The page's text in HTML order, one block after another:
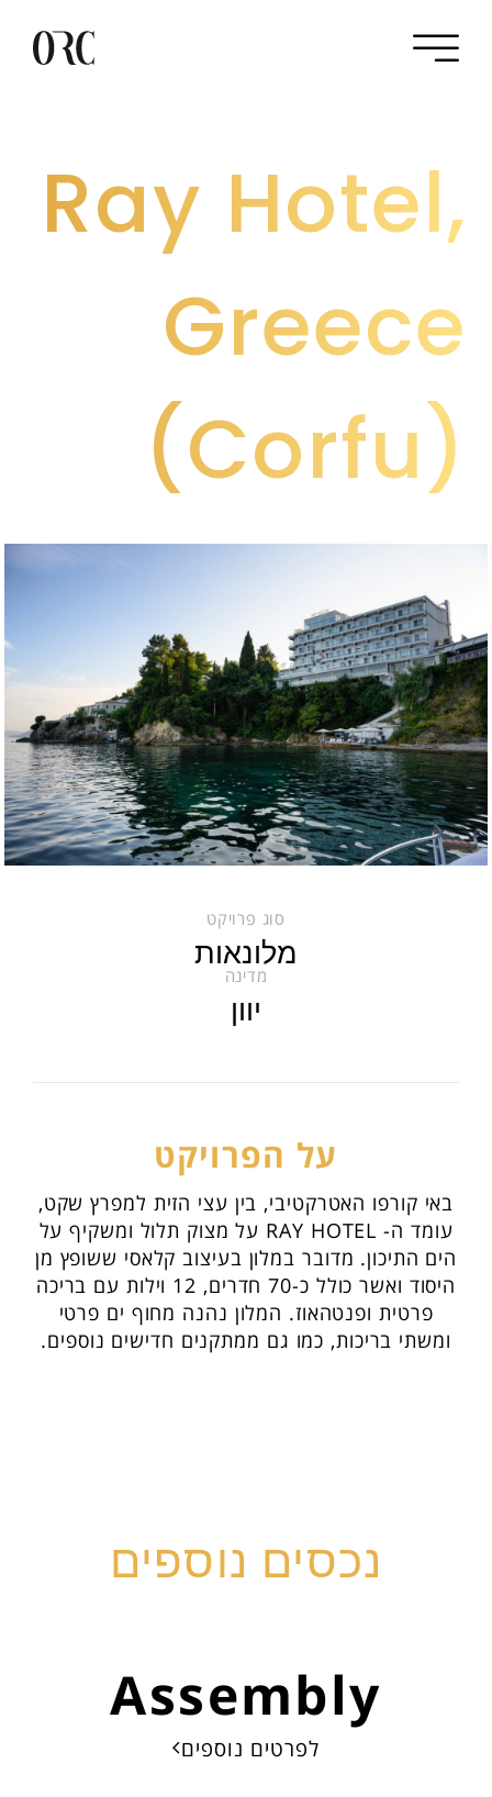
Ray Hotel,
Greece
(Corfu)
סוג פרויקט
מלונאות
מדינה
יוון
על הפרויקט
באי קורפו האטרקטיבי, בין עצי הזית למפרץ שקט,
עומד ה- RAY HOTEL על מצוק תלול ומשקיף על
הים התיכון. מדובר במלון בעיצוב קלאסי ששופץ מן
היסוד ואשר כולל כ-70 חדרים, 12 וילות עם בריכה
פרטית ופנטהאוז. המלון נהנה מחוף ים פרטי
ומשתי בריכות, כמו גם ממתקנים חדישים נוספים.
נכסים נוספים
Assembly
לפרטים נוספים